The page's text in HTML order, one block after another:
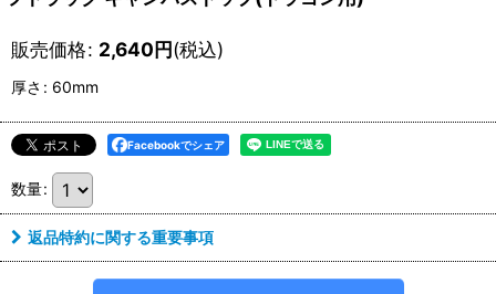
販売価格: 2,640円(税込)
厚さ : 60mm
Facebookでシェア
数量:
返品特約に関する重要事項